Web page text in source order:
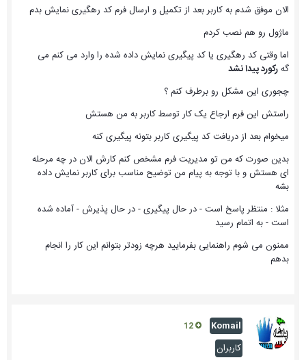
الان موفق شدم به کاربر بعد از تکمیل و ارسال فرم کد رهگیری نمایش بدم
ماژول رو هم نصب کردم
اما وقتی کد رهگیری یا کد پیگیری نمایش داده شده را وارد می کنم می
گهرکورد پیدا نشد
چجوری این مشکل رو برطرف کنم ؟
راستش این فرم ارجاع یک کار توسط کاربر به من هستش
میخوام بعد از دریافت کد پیگیری کاربر بتونه پیگیری کنه
بدین صورت که من تو مدیریت فرم مشخص کنم کارش الان در چه مرحله
ای هستش و با توجه به پیام من توضیح مناسب برای کاربر نمایش داده
بشه
مثلا : منتظر پاسخ است - در حال پیگیری - در حال پذیرش - آماده شده
است - به اتمام رسید
ممنون می شوم راهنمایی بفرمایید هرچه زودتر بتوانم این کار را انجام
بدهم
Komail
کاربران